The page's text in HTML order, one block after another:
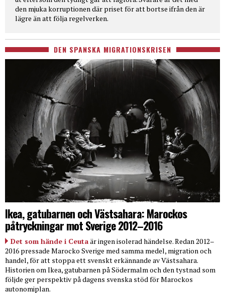
den mjuka korruptionen där priset för att bortse ifrån den är
lägre än att följa regelverken.
DEN SPANSKA MIGRATIONSKRISEN
Ikea, gatubarnen och Västsahara: Marockos
påtryckningar mot Sverige 2012–2016
Det som hände i Ceutaär ingen isolerad händelse. Redan 2012–
2016 pressade Marocko Sverige med samma medel, migration och
handel, för att stoppa ett svenskt erkännande av Västsahara.
Historien om Ikea, gatubarnen på Södermalm och den tystnad som
följde ger perspektiv på dagens svenska stöd för Marockos
autonomiplan.